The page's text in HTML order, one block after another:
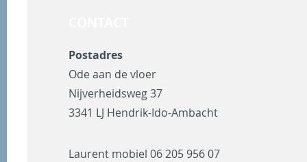
Postadres
Ode aan de vloer
Nijverheidsweg 37
3341 LJ Hendrik-Ido-Ambacht
Laurent mobiel 06 205 956 07